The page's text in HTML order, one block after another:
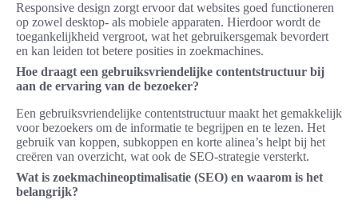
Responsive design zorgt ervoor dat websites goed functioneren
op zowel desktop- als mobiele apparaten. Hierdoor wordt de
toegankelijkheid vergroot, wat het gebruikersgemak bevordert
en kan leiden tot betere posities in zoekmachines.
Hoe draagt een gebruiksvriendelijke contentstructuur bij
aan de ervaring van de bezoeker?
Een gebruiksvriendelijke contentstructuur maakt het gemakkelijk
voor bezoekers om de informatie te begrijpen en te lezen. Het
gebruik van koppen, subkoppen en korte alinea’s helpt bij het
creëren van overzicht, wat ook de SEO-strategie versterkt.
Wat is zoekmachineoptimalisatie (SEO) en waarom is het
belangrijk?